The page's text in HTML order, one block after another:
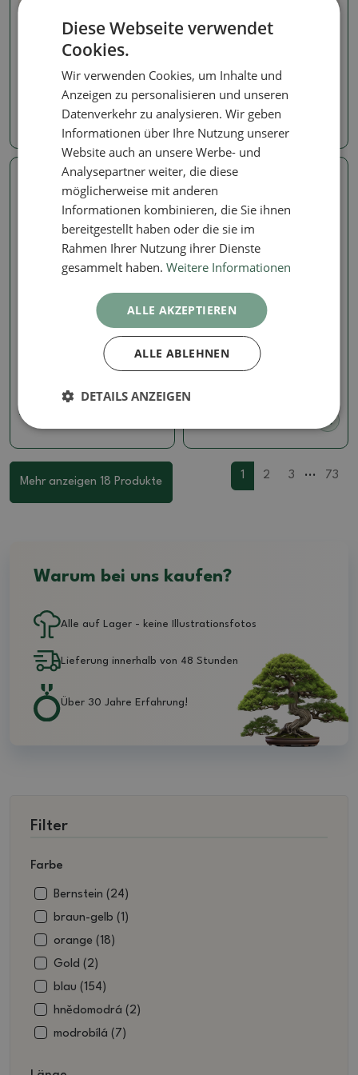
Filter
Farbe
Bernstein (24)
braun-gelb (1)
orange (18)
Gold (2)
blau (154)
hnědomodrá (2)
modrobílá (7)
Keramik-Bonsai-Schale,
Artikelnummer:1567-M26-2334
Schale
Artikelnummer: 1567-M26-2333
7.85 €
Keramik-Bonsai-Schale 8,5
x 8,5 x 9 cm, Farbe: braun
7.85 €
Schale
Keramik-Bonsai-Schale
15,5 x 15,5 x 19 cm, Farbe:
braun
Mehr anzeigen 18 Produkte
1 2 3 ... 73
Warum bei uns kaufen?
Alle auf Lager - keine Illustrationsfotos
Lieferung innerhalb von 48 Stunden
Über 30 Jahre Erfahrung!
Diese Webseite verwendet
Cookies.
Wir verwenden Cookies, um Inhalte und
Anzeigen zu personalisieren und unseren
Datenverkehr zu analysieren. Wir geben
Informationen über Ihre Nutzung unserer
Website auch an unsere Werbe- und
Analysepartner weiter, die diese
möglicherweise mit anderen
Informationen kombinieren, die Sie ihnen
bereitgestellt haben oder die sie im
Rahmen Ihrer Nutzung ihrer Dienste
gesammelt haben.Weitere Informationen
ALLE AKZEPTIEREN
ALLE ABLEHNEN
DETAILS ANZEIGEN